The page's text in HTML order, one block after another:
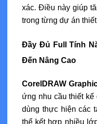
xác. Điều này giúp
trong từng dự án
Đầy Đủ Full Tính
Đến Nâng Cao
CorelDRAW
ứng nhu cầu thiết
dùng thực hiện các
thể kết hợp nhiều